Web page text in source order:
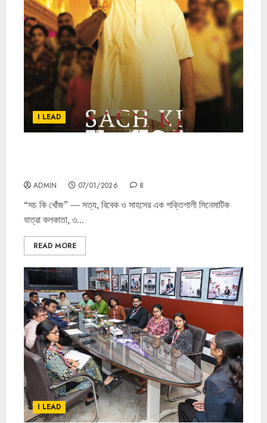
I LEAD
ADMIN 07/01/2026 8
“সচ কি খোঁজ” — সত্য, বিবেক ও সাহসের এক শক্তিশালী সিনেমাটিক
যাত্রা কলকাতা, ৩...
READ MORE
I LEAD